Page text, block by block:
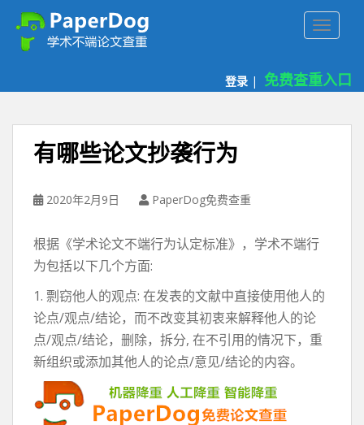
登录 | 免费查重入口
有哪些论文抄袭行为
2020年2月9日 PaperDog免费查重
根据《学术论文不端行为认定标准》，学术不端行
为包括以下几个方面:
1. 剽窃他人的观点: 在发表的文献中直接使用他人的
论点/观点/结论，而不改变其初衷来解释他人的论
点/观点/结论，删除，拆分, 在不引用的情况下，重
新组织或添加其他人的论点/意见/结论的内容。